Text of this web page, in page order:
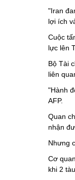
"Iran
lợi ích
Cuộc
lực lên
Bộ Tài
liên
"Hành
AFP.
Quan
nhận
Nhưng
Cơ
khi 2